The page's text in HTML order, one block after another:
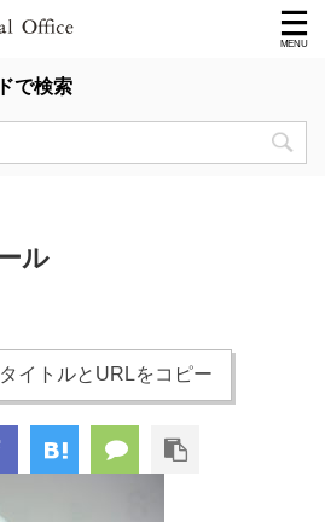
で検索
ル
イトルとURLをコピー